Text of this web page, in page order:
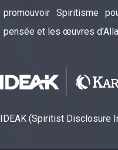
promouvoir Spiritisme
pensée et les œuvres
IDEAK (Spiritist Disclosure